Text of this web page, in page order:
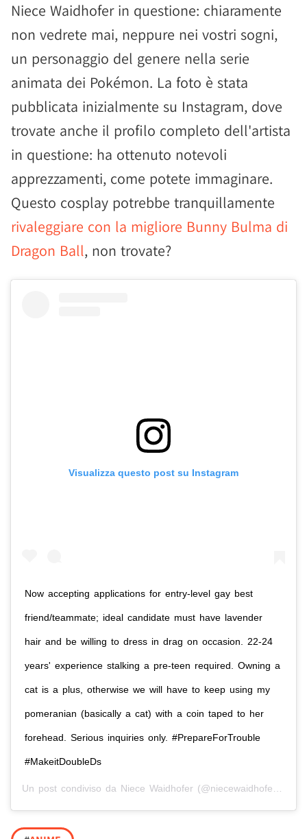
Niece Waidhofer in questione: chiaramente
non vedrete mai, neppure nei vostri sogni,
un personaggio del genere nella serie
animata dei Pokémon. La foto è stata
pubblicata inizialmente su Instagram, dove
trovate anche il profilo completo dell'artista
in questione: ha ottenuto notevoli
apprezzamenti, come potete immaginare.
Questo cosplay potrebbe tranquillamente
rivaleggiare con la migliore Bunny Bulma di
Dragon Ball, non trovate?
Visualizza questo post su Instagram
Now accepting applications for entry-level gay best
friend/teammate; ideal candidate must have lavender
hair and be willing to dress in drag on occasion. 22-24
years' experience stalking a pre-teen required. Owning a
cat is a plus, otherwise we will have to keep using my
pomeranian (basically a cat) with a coin taped to her
forehead. Serious inquiries only. #PrepareForTrouble
#MakeitDoubleDs
Un post condiviso da Niece Waidhofer (@niecewaidhofer) in data: